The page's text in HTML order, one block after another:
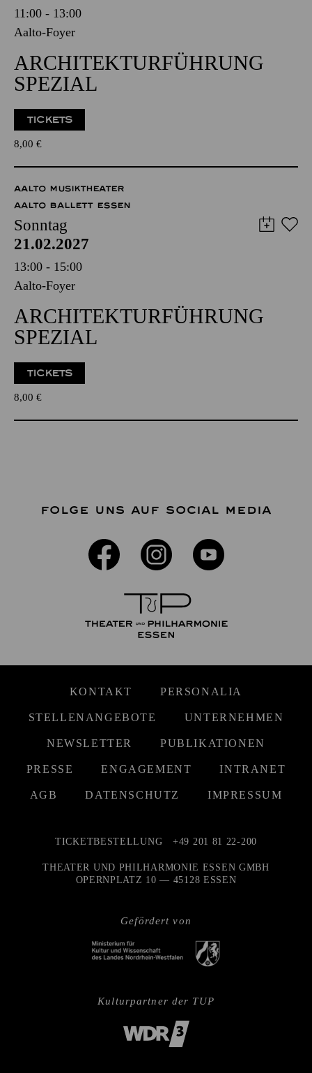
11:00 - 13:00
Aalto-Foyer
ARCHITEKTURFÜHRUNG
SPEZIAL
TICKETS
8,00 €
AALTO MUSIKTHEATER
AALTO BALLETT ESSEN
Sonntag
21.02.2027
13:00 - 15:00
Aalto-Foyer
ARCHITEKTURFÜHRUNG
SPEZIAL
TICKETS
8,00 €
FOLGE UNS AUF SOCIAL MEDIA
KONTAKT PERSONALIA
STELLENANGEBOTE UNTERNEHMEN
NEWSLETTER PUBLIKATIONEN
PRESSE ENGAGEMENT INTRANET
AGB DATENSCHUTZ IMPRESSUM
Gefördert von
TICKETBESTELLUNG +49 201 81 22-200
THEATER UND PHILHARMONIE ESSEN GMBH
OPERNPLATZ 10 — 45128 ESSEN
Kulturpartner der TUP